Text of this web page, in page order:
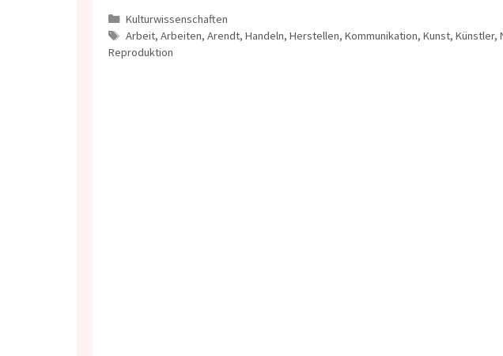
Kategorien
Kulturwissenschaften
Schlagwörter
Arbeit, Arbeiten, Arendt, Handeln, Herstellen, Kommunikation, Kunst, Künstler,
Reproduktion